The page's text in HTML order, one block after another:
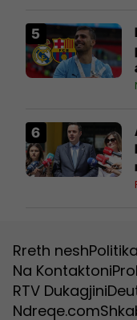
Rreth nesh
Na Kontaktoni
RTV Dukagjini
Ndreqe.com